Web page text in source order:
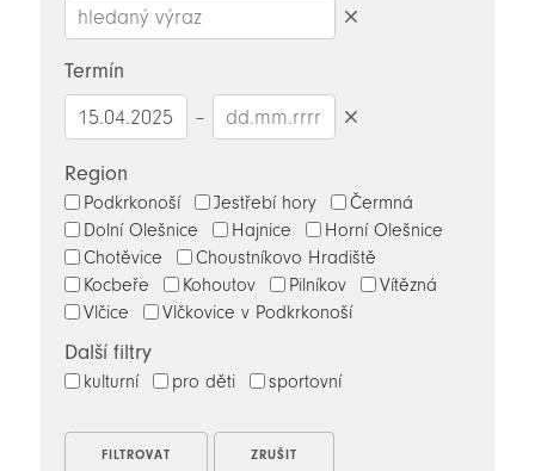
Termín
–
Region
Podkrkonoší Jestřebí hory
Čermná
Dolní Olešnice
Hajnice
Horní Olešnice
Chotěvice
Choustníkovo Hradiště
Kocbeře
Kohoutov Pilníkov
Vítězná
Vlčice
Vlčkovice v Podkrkonoší
Další filtry
kulturní pro děti sportovní